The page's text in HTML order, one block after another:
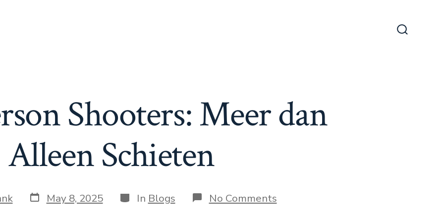
Shooters: Meer dan
Alleen Schieten
Post
date
May 8, 2025 Categories
In Blogs No Commentson
First-